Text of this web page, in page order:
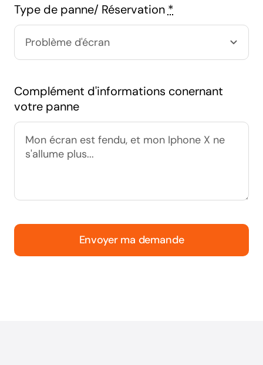
Type de panne/ Réservation *
Complément d'informations conernant
votre panne
Envoyer ma demande